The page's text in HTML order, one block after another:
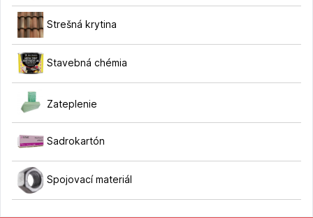
Strešná krytina
Stavebná chémia
Zateplenie
Sadrokartón
Spojovací materiál